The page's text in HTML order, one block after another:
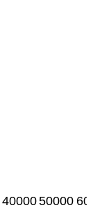
4000050000